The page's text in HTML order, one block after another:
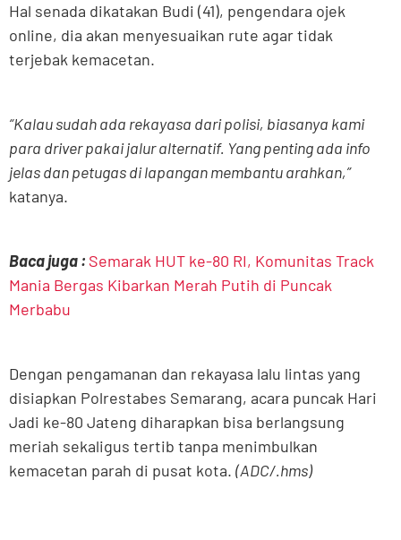
Hal senada dikatakan Budi (41), pengendara ojek
online, dia akan menyesuaikan rute agar tidak
terjebak kemacetan.
“Kalau sudah ada rekayasa dari polisi, biasanya kami
para driver pakai jalur alternatif. Yang penting ada info
jelas dan petugas di lapangan membantu arahkan,”
katanya.
Baca juga : Semarak HUT ke-80 RI, Komunitas Track
Mania Bergas Kibarkan Merah Putih di Puncak
Merbabu
Dengan pengamanan dan rekayasa lalu lintas yang
disiapkan Polrestabes Semarang, acara puncak Hari
Jadi ke-80 Jateng diharapkan bisa berlangsung
meriah sekaligus tertib tanpa menimbulkan
kemacetan parah di pusat kota. (ADC/.hms)